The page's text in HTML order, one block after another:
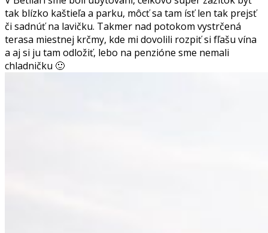
tak blízko kaštieľa a parku, môcť sa tam ísť len tak prejsť
či sadnúť na lavičku. Takmer nad potokom vystrčená
terasa miestnej krčmy, kde mi dovolili rozpiť si fľašu vína
a aj si ju tam odložiť, lebo na penzióne sme nemali
chladničku 🙂